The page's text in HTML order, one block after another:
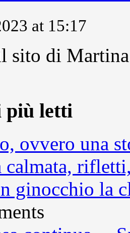
at 15:17
sito di
più letti
ovvero una
calmata,
ginocchio la